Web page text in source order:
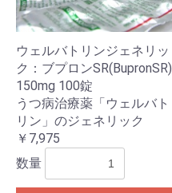
ウェルバトリンジェネリッ
ク：ブプロンSR(BupronSR)
150mg 100錠
うつ病治療薬「ウェルバト
リン」のジェネリック
￥7,975
数量